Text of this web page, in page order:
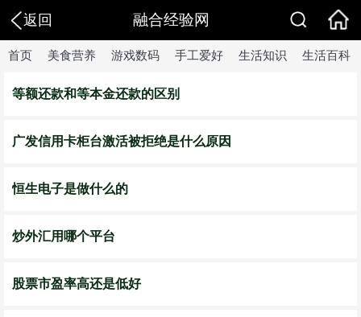
返回 融合经验网
首页 美食营养 游戏数码 手工爱好 生活知识 生活百科
等额还款和等本金还款的区别
广发信用卡柜台激活被拒绝是什么原因
恒生电子是做什么的
炒外汇用哪个平台
股票市盈率高还是低好